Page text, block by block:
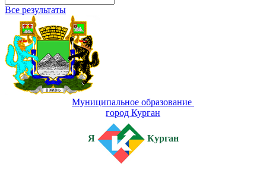
Все результаты
Муниципальное образование
город Курган
Я Курган